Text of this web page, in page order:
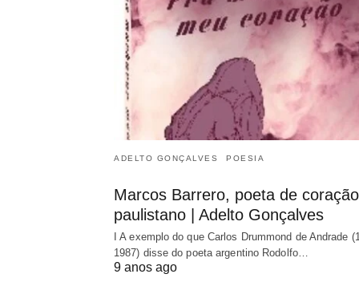
ADELTO GONÇALVES POESIA
Marcos Barrero, poeta de coração
paulistano | Adelto Gonçalves
I A exemplo do que Carlos Drummond de Andrade
1987) disse do poeta argentino Rodolfo…
9 anos ago